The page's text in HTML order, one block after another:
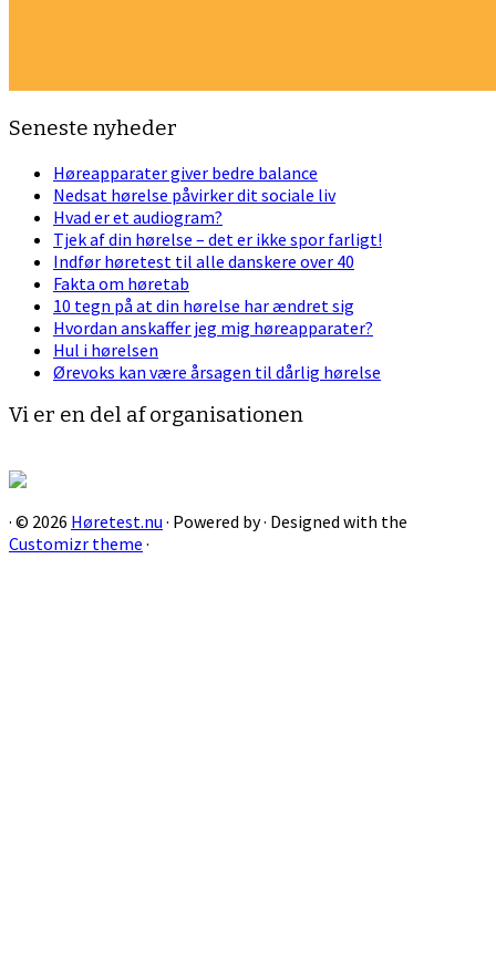
Seneste nyheder
Høreapparater giver bedre balance
Nedsat hørelse påvirker dit sociale liv
Hvad er et audiogram?
Tjek af din hørelse – det er ikke spor farligt!
Indfør høretest til alle danskere over 40
Fakta om høretab
10 tegn på at din hørelse har ændret sig
Hvordan anskaffer jeg mig høreapparater?
Hul i hørelsen
Ørevoks kan være årsagen til dårlig hørelse
Vi er en del af organisationen
· © 2026 Høretest.nu · Powered by· Designed with the
Customizr theme ·